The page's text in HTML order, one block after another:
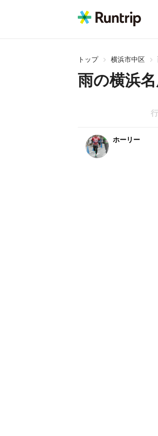
トップ 横浜市中区
雨の横浜
ホーリー